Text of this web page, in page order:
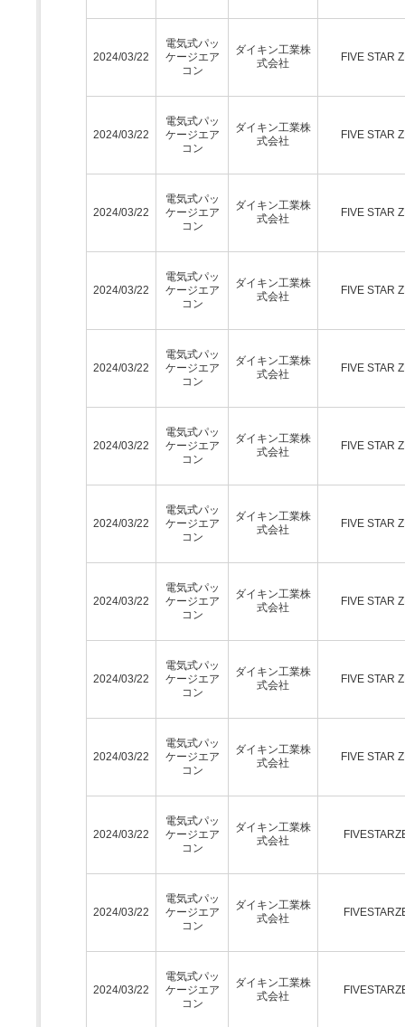
2024/03/22
電気式パッ
ケージエア
コン
ダイキン工業株
式会社
FIVE STAR
2024/03/22
電気式パッ
ケージエア
コン
ダイキン工業株
式会社
FIVE STAR
2024/03/22
電気式パッ
ケージエア
コン
ダイキン工業株
式会社
FIVE STAR
2024/03/22
電気式パッ
ケージエア
コン
ダイキン工業株
式会社
FIVE STAR
2024/03/22
電気式パッ
ケージエア
コン
ダイキン工業株
式会社
FIVE STAR
2024/03/22
電気式パッ
ケージエア
コン
ダイキン工業株
式会社
FIVE STAR
2024/03/22
電気式パッ
ケージエア
コン
ダイキン工業株
式会社
FIVE STAR
2024/03/22
電気式パッ
ケージエア
コン
ダイキン工業株
式会社
FIVE STAR
2024/03/22
電気式パッ
ケージエア
コン
ダイキン工業株
式会社
FIVE STAR
2024/03/22
電気式パッ
ケージエア
コン
ダイキン工業株
式会社
FIVE STAR
2024/03/22
電気式パッ
ケージエア
コン
ダイキン工業株
式会社
2024/03/22
電気式パッ
ケージエア
コン
ダイキン工業株
式会社
2024/03/22
電気式パッ
ケージエア
コン
ダイキン工業株
式会社